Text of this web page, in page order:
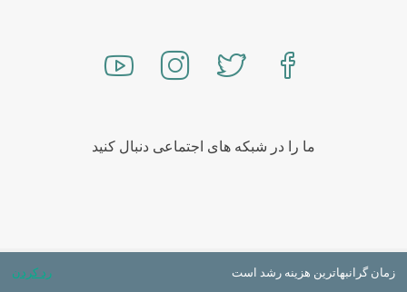
زمان گرانبهاترین هزینه رشد است رد کردن
ما را در شبکه های اجتماعی دنبال کنید
تمامی حقوق محفوظ است